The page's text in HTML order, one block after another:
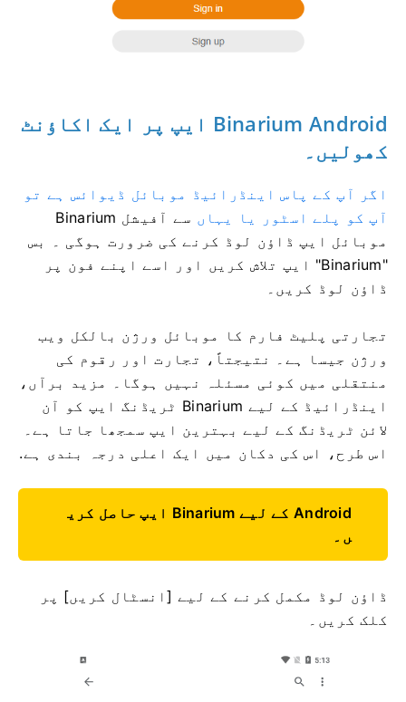
Binarium Android ایپ پر ایک اکاؤنٹ
کھولیں۔
اگر آپ کے پاس اینڈرائیڈ موبائل ڈیوائس ہے تو
آپ کو پلے اسٹور یا یہاں
سے آفیشل Binarium
موبائل ایپ ڈاؤن لوڈ کرنے کی ضرورت ہوگی
۔ بس
"Binarium" ایپ تلاش کریں اور اسے اپنے فون پر
ڈاؤن لوڈ کریں۔
تجارتی پلیٹ فارم کا موبائل ورژن بالکل ویب
ورژن جیسا ہے۔ نتیجتاً، تجارت اور رقوم کی
منتقلی میں کوئی مسئلہ نہیں ہوگا۔ مزید برآں،
اینڈرائیڈ کے لیے Binarium ٹریڈنگ ایپ کو آن
لائن ٹریڈنگ کے لیے بہترین ایپ سمجھا جاتا ہے۔
اس طرح، اس کی دکان میں ایک اعلی درجہ بندی ہے.
Android کے لیے Binarium ایپ حاصل کری
ں۔
ڈاؤن لوڈ مکمل کرنے کے لیے [انسٹال کریں] پر
کلک کریں۔